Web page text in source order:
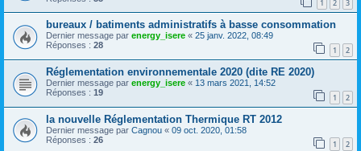
1 2 3
bureaux / batiments administratifs à basse consommation
Dernier message par energy_isere « 25 janv. 2022, 08:49
Réponses : 28 1 2
Réglementation environnementale 2020 (dite RE 2020)
Dernier message par energy_isere « 13 mars 2021, 14:52
Réponses : 19 1 2
la nouvelle Réglementation Thermique RT 2012
Dernier message par Cagnou « 09 oct. 2020, 01:58
Réponses : 26 1 2